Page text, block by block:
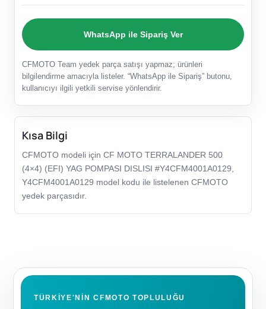
WhatsApp ile Sipariş Ver
CFMOTO Team yedek parça satışı yapmaz; ürünleri
bilgilendirme amacıyla listeler. “WhatsApp ile Sipariş” butonu,
kullanıcıyı ilgili yetkili servise yönlendirir.
Kısa Bilgi
CFMOTO modeli için CF MOTO TERRALANDER 500
(4×4) (EFI) YAG POMPASI DISLISI #Y4CFM4001A0129,
Y4CFM4001A0129 model kodu ile listelenen CFMOTO
yedek parçasıdır.
TÜRKIYE'NIN CFMOTO TOPLULUĞU